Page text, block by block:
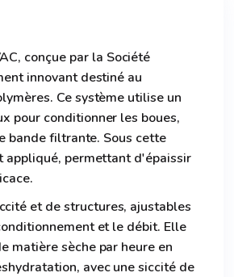
conçue par la Société
innovant destiné au
Ce système utilise un
pour conditionner les boues,
bande filtrante. Sous cette
appliqué, permettant d'épaissir
et de structures, ajustables
et le débit. Elle
matière sèche par heure en
avec une siccité de